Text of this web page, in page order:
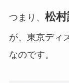
つまり、 松
が、東京ディ
なのです。